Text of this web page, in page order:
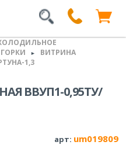
►
ВИТРИНА
1,3
ВВУП1-0,95ТУ/
арт: um019809